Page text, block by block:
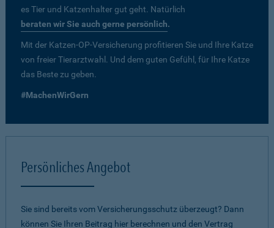
es Tier und Katzenhalter gut geht. Natürlich
beraten wir Sie auch gerne persönlich.
Mit der Katzen-OP-Versicherung profitieren Sie und Ihre Katze
von freier Tierarztwahl. Und dem guten Gefühl, für Ihre Katze
das Beste zu geben.
#MachenWirGern
Persönliches Angebot
Sie sind bereits vom Versicherungsschutz überzeugt? Dann
können Sie Ihren Beitrag hier berechnen und den Vertrag